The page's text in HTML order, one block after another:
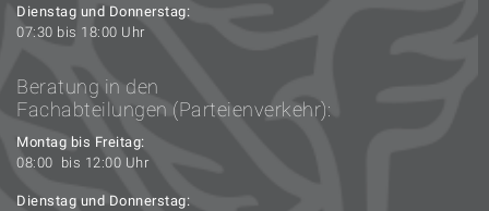
Dienstag und Donnerstag:
07:30 bis 18:00 Uhr
Beratung in den
Fachabteilungen (Parteienverkehr):
Montag bis Freitag:
08:00 bis 12:00 Uhr
Dienstag und Donnerstag: